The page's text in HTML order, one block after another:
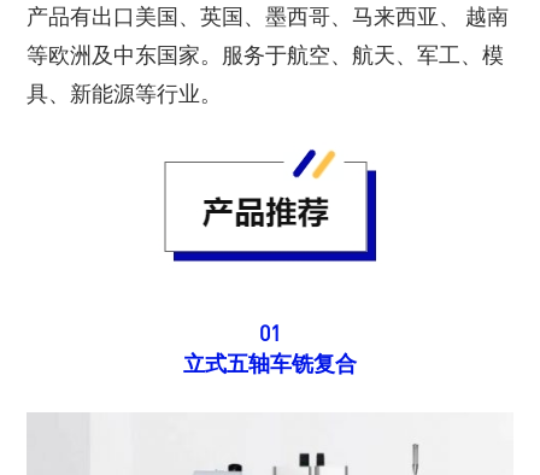
产品有出口美国、英国、墨西哥、马来西亚、 越南
等欧洲及中东国家。服务于航空、航天、军工、模
具、新能源等行业。
01
立式五轴车铣复合